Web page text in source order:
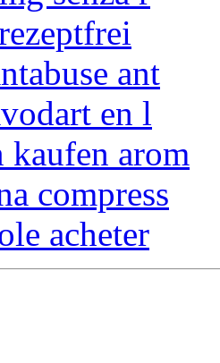
ant
en l
kaufen arom
compress
acheter